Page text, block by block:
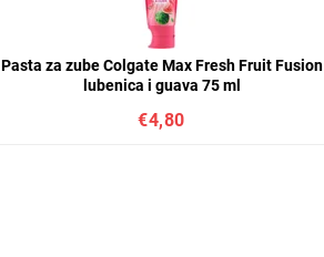
Pasta za zube Colgate Max Fresh Fruit Fusion
lubenica i guava 75 ml
€4,80